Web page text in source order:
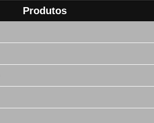
Produtos